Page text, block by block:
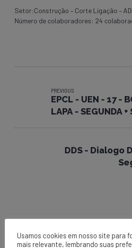
Setor:Construção – Corte Ligação –
Número de colaboradores: 24
PREVIOUS
EPCL - UEN - 17 -
LAPA - SEGUNDA +
DDS - Dialogo
Usamos cookies em nosso site para
mais relevante, lembrando suas